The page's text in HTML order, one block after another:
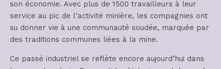
son économie. Avec plus de 1500 travailleurs à leur
service au pic de l’activité minière, les compagnies ont
su donner vie à une communauté soudée, marquée par
des traditions communes liées à la mine.
Ce passé industriel se reflète encore aujourd’hui dans